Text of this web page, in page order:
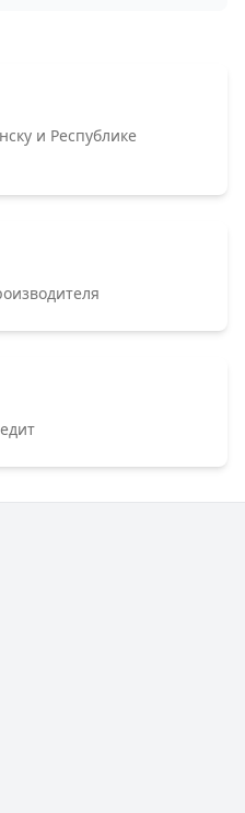
и Республике